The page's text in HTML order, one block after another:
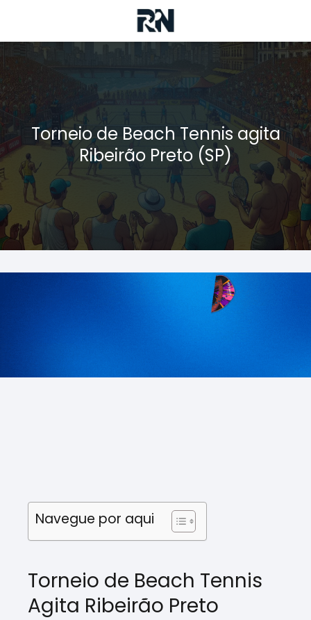
Torneio de Beach Tennis agita
Ribeirão Preto (SP)
Navegue por aqui
Torneio de Beach Tennis
Agita Ribeirão Preto